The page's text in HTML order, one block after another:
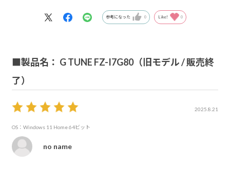
参考になった 0 Like! 0
■製品名： G TUNE FZ-I7G80（旧モデル / 販売終
了）
2025.8.21
OS：Windows 11 Home 64ビット
no name